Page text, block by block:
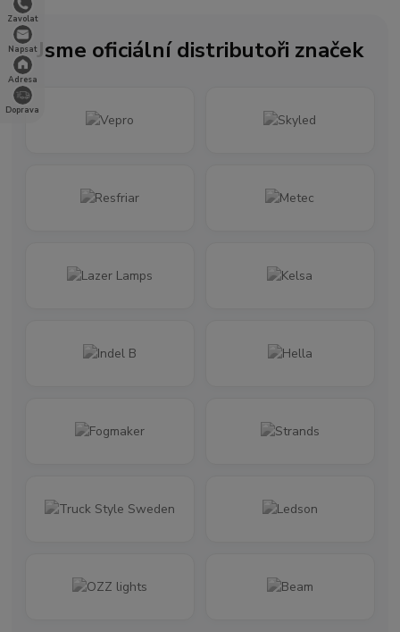
Zavolat
Napsat
Adresa
Doprava
Jsme oficiální distributoři značek